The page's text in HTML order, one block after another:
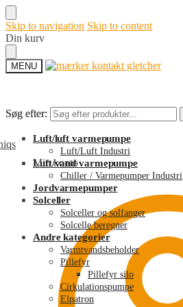
Skip to navigation Skip to content
Din kurv
MENU
Søg efter:
Min konto
Søg efter:
Luft/luft varmepumpe
Luft/Luft Industri
Luft/vand varmepumpe
Chiller / Varmepumper Industri
Jordvarmepumper
Solceller
Solceller og solfanger
Solcelle beregner
Andre kategorier
Varmtvandsbeholder
Pillefyr
Pillefyr silo
Cirkulationspumpe
Elpatron